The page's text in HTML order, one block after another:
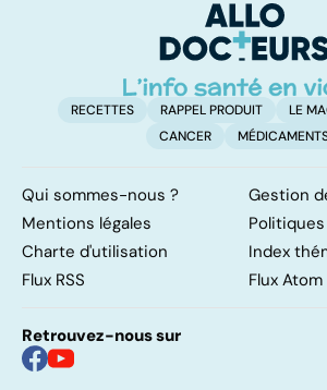
RECETTES RAPPEL PRODUIT
LE
CANCER
Qui sommes-nous ?
Gestion
Mentions légales
Charte d'utilisation
Index
Flux RSS
Flux Atom
Retrouvez-nous sur